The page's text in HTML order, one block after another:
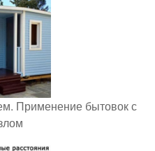
Применение бытовок с